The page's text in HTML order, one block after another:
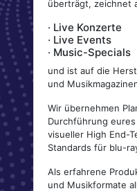
überträgt, zeichnet
· Live Konzerte
· Live Events
· Music-Specials
und ist auf die
und
Wir übernehmen
Durchführung
visueller High End-
Standards für blu-
Als erfahrene
und Musikformate